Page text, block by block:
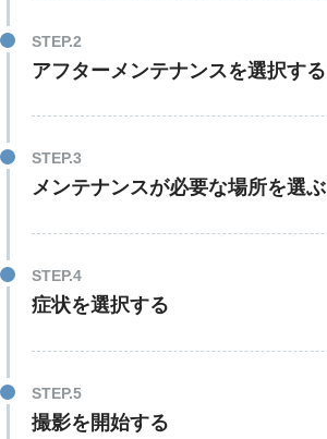
アフターメンテナンスを選択する
メンテナンスが必要な場所を選ぶ
症状を選択する
撮影を開始する